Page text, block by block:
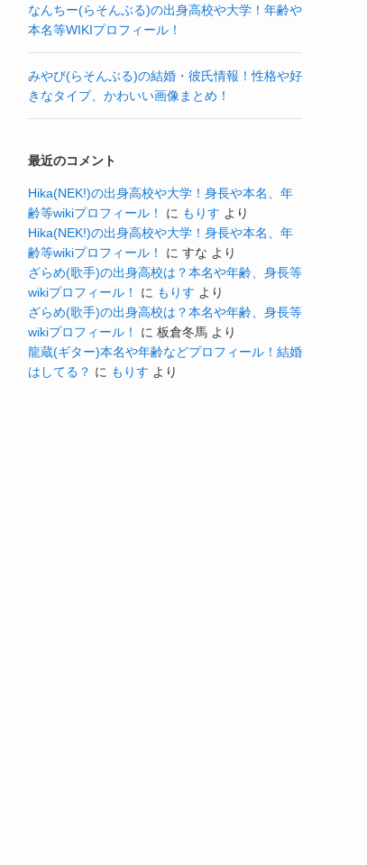
なんちー(らそんぶる)の出身高校や大学！年齢や
本名等WIKIプロフィール！
みやび(らそんぶる)の結婚・彼氏情報！性格や好
きなタイプ、かわいい画像まとめ！
最近のコメント
Hika(NEK!)の出身高校や大学！身長や本名、年
齢等wikiプロフィール！
に もりす より
Hika(NEK!)の出身高校や大学！身長や本名、年
齢等wikiプロフィール！
に すな より
ざらめ(歌手)の出身高校は？本名や年齢、身長等
wikiプロフィール！
に もりす より
ざらめ(歌手)の出身高校は？本名や年齢、身長等
wikiプロフィール！
に 板倉冬馬 より
龍蔵(ギター)本名や年齢などプロフィール！結婚
はしてる？ に もりす より